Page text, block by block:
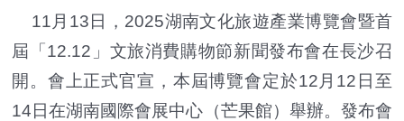
11月13日，2025湖南文化旅遊產業博覽會暨首
屆「12.12」文旅消費購物節新聞發布會在長沙召
開。會上正式官宣，本屆博覽會定於12月12日至
14日在湖南國際會展中心（芒果館）舉辦。發布會